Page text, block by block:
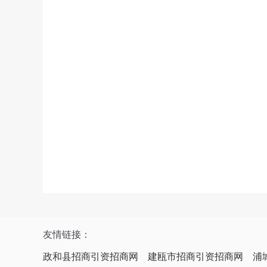
友情链接：
政和县招商引资招商网 建瓯市招商引资招商网 浦